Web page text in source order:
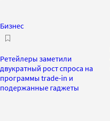
Бизнес
Ретейлеры заметили
двукратный рост спроса на
программы trade-in и
подержанные гаджеты